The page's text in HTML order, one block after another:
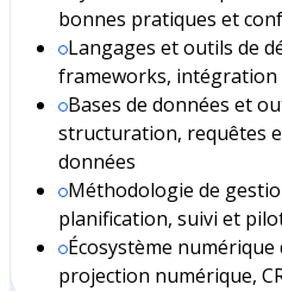
bonnes pratiques et
Langages et outils de
frameworks, intégration
Bases de données et
structuration, requêtes
données
Méthodologie de
planification, suivi et
Écosystème
projection numérique,